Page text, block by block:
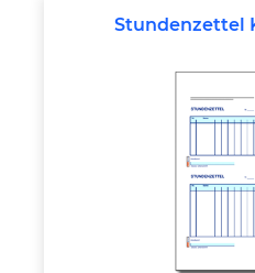
Stundenzettel